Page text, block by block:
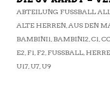
ABTEILUNG FUSSBALL
ALTE HERREN, AUS DEN
BAMBINI1 BAMBINI2 C1
E2 F1 F2 FUSSBALL ,
U17, U7, U9